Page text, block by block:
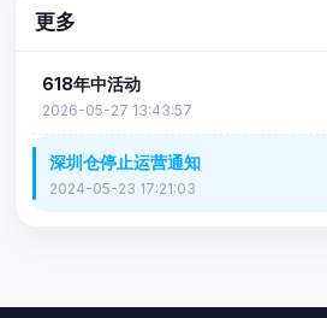
更多
618年中活动
2026-05-27 13:43:57
深圳仓停止运营通知
2024-05-23 17:21:03